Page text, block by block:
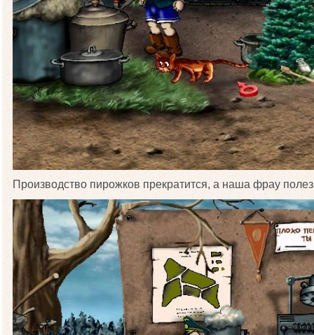
Производство пирожков прекратится, а наша фрау